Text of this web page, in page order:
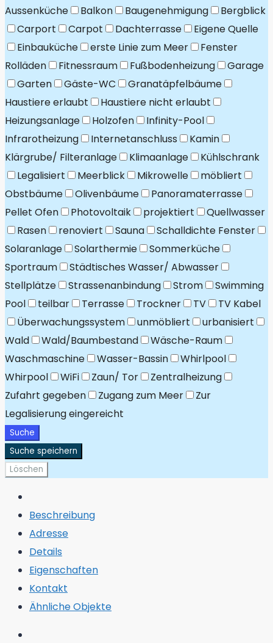
Aussenküche
Balkon Baugenehmigung
Bergblick
Carport
Carpot Dachterrasse
Eigene Quelle
Einbauküche
erste Linie zum Meer
Fenster
Rolläden
Fitnessraum Fußbodenheizung
Garage
Garten
Gäste-WC
Granatäpfelbäume
Haustiere erlaubt
Haustiere nicht erlaubt
Heizungsanlage
Holzofen
Infinity-Pool
Infrarotheizung
Internetanschluss
Kamin
Klärgrube/ Filteranlage
Klimaanlage
Kühlschrank
Legalisiert
Meerblick Mikrowelle
möbliert
Obstbäume
Olivenbäume
Panoramaterrasse
Pellet Ofen
Photovoltaik projektiert
Quellwasser
Rasen
renoviert Sauna
Schalldichte Fenster
Solaranlage
Solarthermie
Sommerküche
Sportraum
Städtisches Wasser/ Abwasser
Stellplätze
Strassenanbindung Strom
Swimming
Pool
teilbar Terrasse Trockner TV
TV Kabel
Überwachungssystem
unmöbliert
urbanisiert
Wald
Wald/Baumbestand
Wäsche-Raum
Waschmaschine
Wasser-Bassin
Whirlpool
Whirpool
WiFi Zaun/ Tor
Zentralheizung
Zufahrt gegeben
Zugang zum Meer
Zur
Legalisierung eingereicht
Suche
Suche speichern
Löschen
Beschreibung
Adresse
Details
Eigenschaften
Kontakt
Ähnliche Objekte